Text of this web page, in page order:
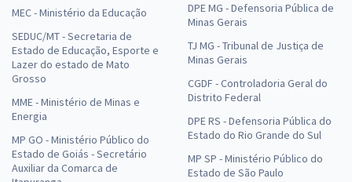
MEC - Ministério da Educação
SEDUC/MT - Secretaria de
Estado de Educação, Esporte e
Lazer do estado de Mato
Grosso
MME - Ministério de Minas e
Energia
MP GO - Ministério Público do
Estado de Goiás - Secretário
Auxiliar da Comarca de
DPE MG - Defensoria Pública de
Minas Gerais
TJ MG - Tribunal de Justiça de
Minas Gerais
CGDF - Controladoria Geral do
Distrito Federal
DPE RS - Defensoria Pública do
Estado do Rio Grande do Sul
MP SP - Ministério Público do
Estado de São Paulo